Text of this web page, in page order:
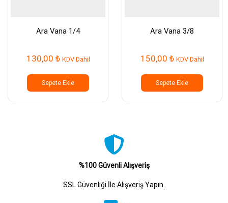
Ara Vana 1/4
130,00 ₺ KDV Dahil
Sepete Ekle
Ara Vana 3/8
150,00 ₺ KDV Dahil
Sepete Ekle
%100 Güvenli Alışveriş
SSL Güvenliği İle Alışveriş Yapın.